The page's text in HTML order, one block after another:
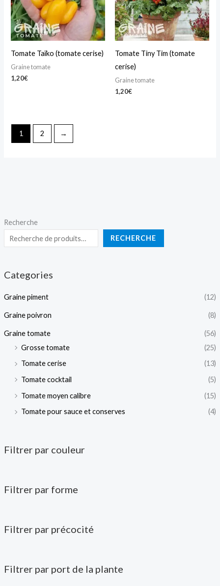
Recherche
RECHERCHE
Categories
Graine piment (12)
Graine poivron (8)
Graine tomate
(56)
Grosse tomate
(25)
Tomate cerise
(13)
Tomate cocktail
(5)
Tomate moyen calibre
(15)
Tomate pour sauce et conserves
(4)
Filtrer par couleur
Filtrer par forme
Filtrer par précocité
Filtrer par port de la plante
Tomate Taïko (tomate cerise)
Graine tomate
1,20€
Tomate Tiny Tim (tomate
cerise)
Graine tomate
1,20€
1 2 →